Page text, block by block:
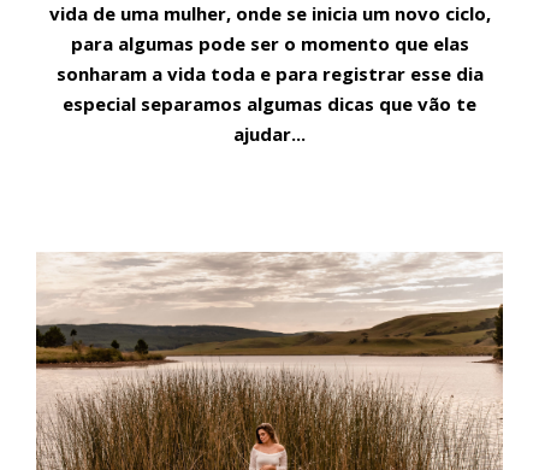
vida de uma mulher, onde se inicia um novo ciclo,
para algumas pode ser o momento que elas
sonharam a vida toda e para registrar esse dia
especial separamos algumas dicas que vão te
ajudar...